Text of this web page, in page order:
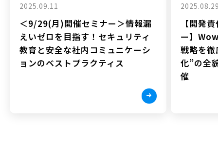
2025.09.11
＜9/29(月)開催セミナー＞情報漏
えいゼロを目指す！セキュリティ
教育と安全な社内コミュニケーシ
ョンのベストプラクティス
【開発
ー】
戦略を
化”の全
催